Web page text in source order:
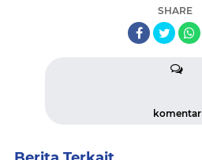
SHARE
komentar